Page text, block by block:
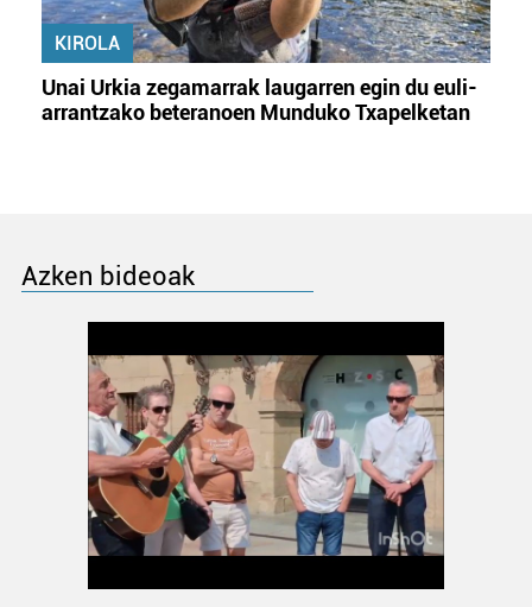
KIROLA
Unai Urkia zegamarrak laugarren egin du euli-
arrantzako beteranoen Munduko Txapelketan
Azken bideoak